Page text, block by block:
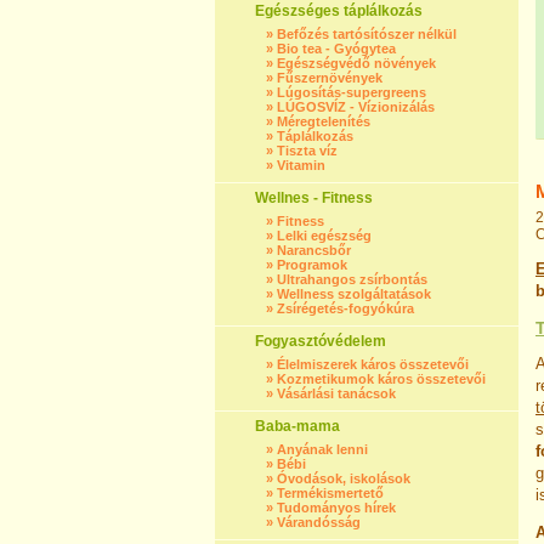
Egészséges táplálkozás
» Befőzés tartósítószer nélkül
» Bio tea - Gyógytea
» Egészségvédő növények
» Fűszernövények
» Lúgosítás-supergreens
» LÚGOSVÍZ - Vízionizálás
» Méregtelenítés
» Táplálkozás
» Tiszta víz
» Vitamin
Wellnes - Fitness
» Fitness
» Lelki egészség
» Narancsbőr
» Programok
» Ultrahangos zsírbontás
» Wellness szolgáltatások
» Zsírégetés-fogyókúra
Fogyasztóvédelem
» Élelmiszerek káros összetevői
» Kozmetikumok káros összetevői
» Vásárlási tanácsok
Baba-mama
» Anyának lenni
» Bébi
» Óvodások, iskolások
» Termékismertető
» Tudományos hírek
» Várandósság